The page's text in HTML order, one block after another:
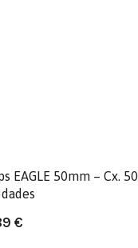
EAGLE 50mm – Cx. 50
€